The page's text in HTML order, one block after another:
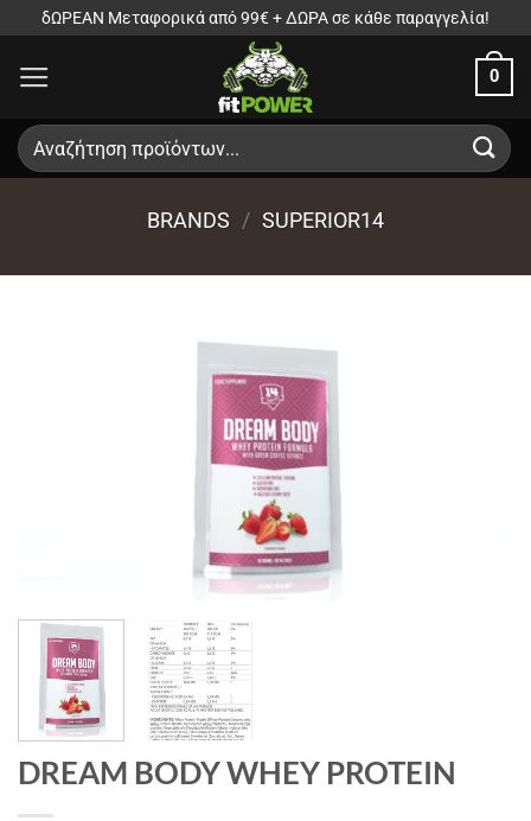
Μετάβαση
περιεχόμενο
δΩΡΕΑΝ Μεταφορικά από 99€ + ΔΩΡΑ σε κάθε παραγγελία!
0
Αναζήτηση
για:
BRANDS / SUPERIOR14
DREAM BODY WHEY PROTEIN